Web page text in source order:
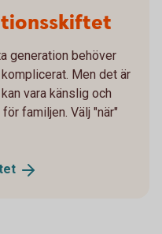
generation behöver
Men det är
vara känslig och
familjen. Välj "när"